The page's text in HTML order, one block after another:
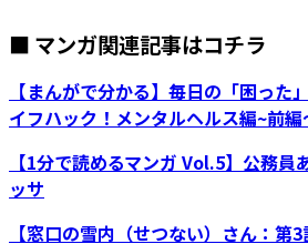
■ マンガ関連記事はコチラ
【まんがで分かる】毎日の「困った
イフハック！メンタルヘルス編~前編
【1分で読めるマンガ Vol.5】公務員
ッサ
【窓口の雪内（せつない）さん：第